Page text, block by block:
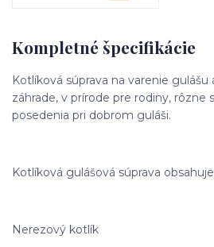
Kompletné špecifikácie
Kotlíková súprava na varenie
záhrade, v prírode pre rodiny, rôzne
posedenia pri dobrom guláši.
Kotlíková gulášová súprava
Nerezový kotlík